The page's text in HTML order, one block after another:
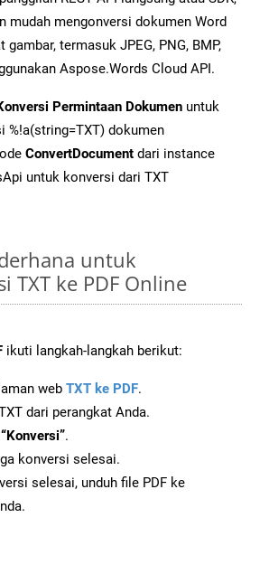
mudah mengonversi dokumen Word
termasuk JPEG, PNG, BMP,
Aspose.Words Cloud API.
Permintaan Dokumen untuk
%!a(string=TXT) dokumen
ConvertDocument dari instance
untuk konversi dari TXT
untuk
TXT ke PDF Online
ikuti langkah-langkah berikut:
web TXT ke PDF.
dari perangkat Anda.
“Konversi”.
konversi selesai.
selesai, unduh file PDF ke